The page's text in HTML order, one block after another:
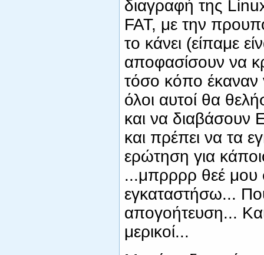
διαγραφή της
FAT, με την
το κάνει (είπαμε
αποφασίσουν να
τόσο κόπο έκαναν
όλοι αυτοί θα
και να διαβάσουν
και πρέπει να τα
ερώτηση για
...μπρρρρ θεέ μου
εγκαταστήσω...
απογοήτευση...
μερικοί...